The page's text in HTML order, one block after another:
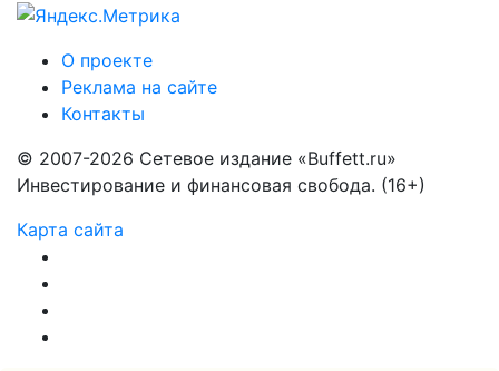
О проекте
Реклама на сайте
Контакты
© 2007-2026 Сетевое издание «Buffett.ru»
Инвестирование и финансовая свобода. (16+)
Карта сайта